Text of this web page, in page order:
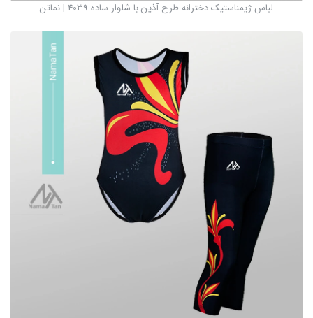
لباس ژیمناستیک دخترانه طرح آذین با شلوار ساده 4039 | نماتن